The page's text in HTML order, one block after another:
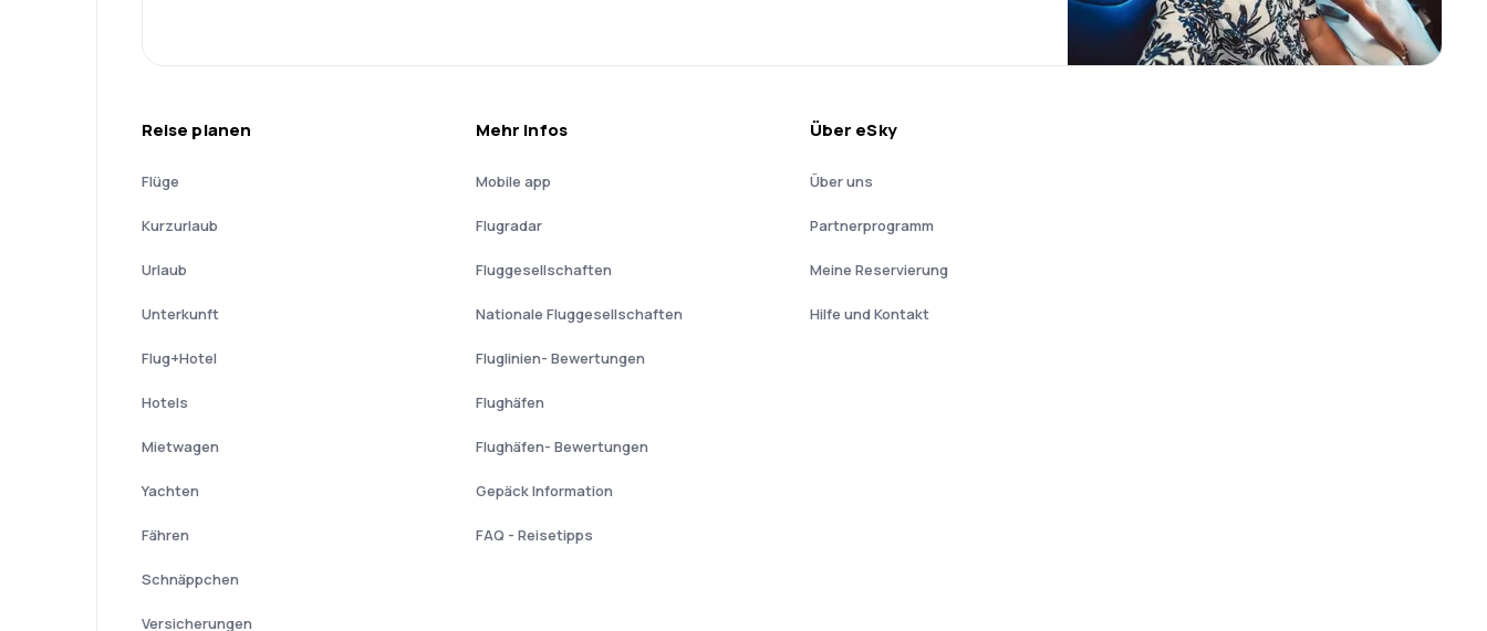
Reise planen
Flüge
Kurzurlaub
Urlaub
Unterkunft
Flug+Hotel
Hotels
Mietwagen
Yachten
Fähren
Schnäppchen
Versicherungen
Mehr Infos
Mobile app
Flugradar
Fluggesellschaften
Nationale Fluggesellschaften
Fluglinien- Bewertungen
Flughäfen
Flughäfen- Bewertungen
Gepäck Information
FAQ - Reisetipps
Über eSky
Über uns
Partnerprogramm
Meine Reservierung
Hilfe und Kontakt